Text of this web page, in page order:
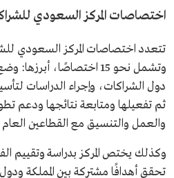
اختصاصات المركز السعودي
تتعدد اختصاصات المركز السعودي
وتشمل نحو 15 اختصاصًا،
دول الشراكات، وإجراء الدراسات
ثم تفعيلها ومتابعة نتائجها ودعم
والعمل والتنسيق مع القطاعين
وكذلك يختص المركز بدراسة وتقييم
تحقق أهدافًا مشتركة بين المملكة